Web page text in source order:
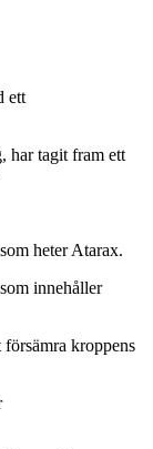
ett
har tagit fram ett
heter Atarax.
innehåller
kroppens